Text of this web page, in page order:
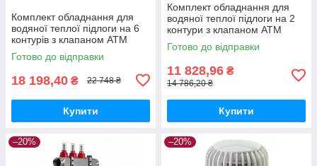
Комплект обладнання для
водяної теплої підлоги на 6
контурів з клапаном ATM
Готово до відправки
18 198,40 ₴ 22 748 ₴
Купити
Комплект обладнання для
водяної теплої підлоги на 2
контури з клапаном ATM
Готово до відправки
11 828,96 ₴
14 786,20 ₴
Купити
–20% –20%